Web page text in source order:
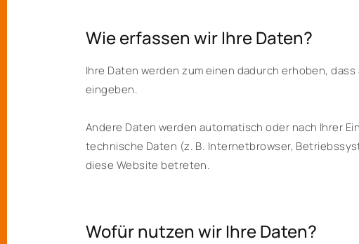
Wie erfassen wir Ihre Daten?
Ihre Daten werden zum einen dadurch erhoben,
eingeben.
Andere Daten werden automatisch oder nach Ihrer
technische Daten (z. B. Internetbrowser,
diese Website betreten.
Wofür nutzen wir Ihre Daten?